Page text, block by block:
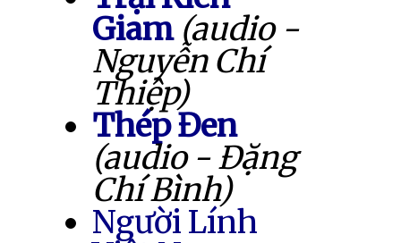
Giam (audio -
Nguyễn Chí
Thiệp)
Thép Đen
(audio - Đặng
Chí Bình)
Người Lính